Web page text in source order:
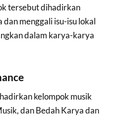
tersebut dihadirkan
menggali isu-isu lokal
dalam karya-karya
kelompok musik
dan Bedah Karya dan